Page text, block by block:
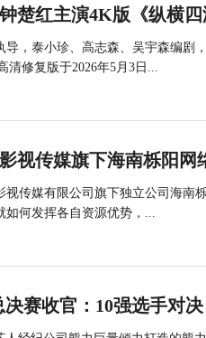
楚红主演4K版《纵横
导，泰小珍、高志森、吴宇森编
清修复版于2026年5月3日...
视传媒旗下海南栎阳
视传媒有限公司旗下独立公司海南
如何发挥各自资源优势，...
决赛收官：10强选手对